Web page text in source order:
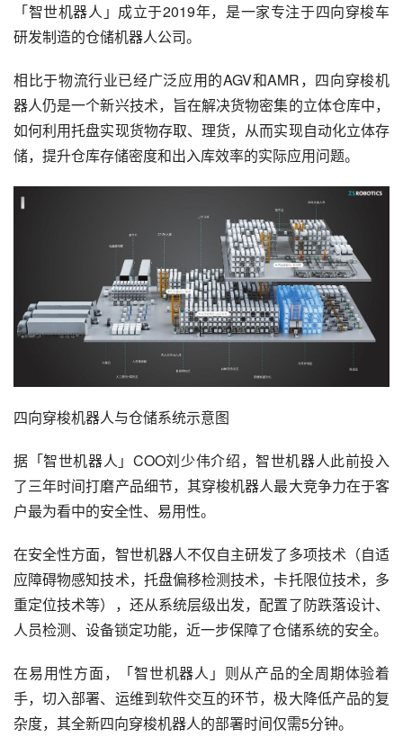
「智世机器人」成立于2019年，是一家专注于四向穿梭车
研发制造的仓储机器人公司。
相比于物流行业已经广泛应用的AGV和AMR，四向穿梭机
器人仍是一个新兴技术，旨在解决货物密集的立体仓库中，
如何利用托盘实现货物存取、理货，从而实现自动化立体存
储，提升仓库存储密度和出入库效率的实际应用问题。
四向穿梭机器人与仓储系统示意图
据「智世机器人」COO刘少伟介绍，智世机器人此前投入
了三年时间打磨产品细节，其穿梭机器人最大竞争力在于客
户最为看中的安全性、易用性。
在安全性方面，智世机器人不仅自主研发了多项技术（自适
应障碍物感知技术，托盘偏移检测技术，卡托限位技术，多
重定位技术等），还从系统层级出发，配置了防跌落设计、
人员检测、设备锁定功能，近一步保障了仓储系统的安全。
在易用性方面，「智世机器人」则从产品的全周期体验着
手，切入部署、运维到软件交互的环节，极大降低产品的复
杂度，其全新四向穿梭机器人的部署时间仅需5分钟。